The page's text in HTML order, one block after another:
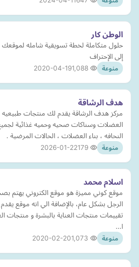
الوطن كار
حلول متكاملة لخطة تسويقية شامله لموقعك
إلى الإحتراف
منوعة 2020-04-19
هدف الرشاقة
مركز هدف الرشاقة يقدم لك منتجات طبيعيه
العضلات وسناكات صحيه وحميه غذائية
النحافه ، بناء العضلات ، الحالات المرضية .
منوعة 2026-01-22
اسلام محمد
موقع كوني مميزة هو موقع الكتروني يهتم
الرجل بشكل عام، بالإضافة الي انه موقع
تقييمات منتجات العناية بالبشرة و منتجات
ا…
منوعة 2020-02-20